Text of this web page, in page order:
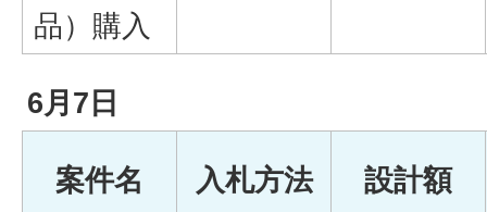
品）購入
6月7日
案件名 入札方法 設計額